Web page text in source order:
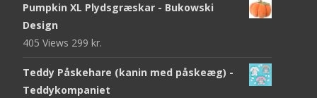
Pumpkin XL Plydsgræskar - Bukowski
Design
405 Views 299 kr.
Teddy Påskehare (kanin med påskeæg) -
Teddykompaniet